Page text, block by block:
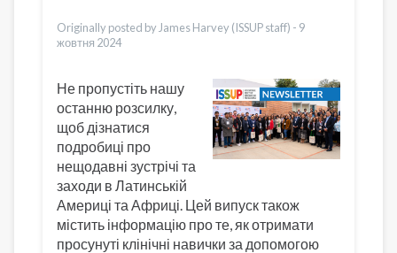
Originally posted by James Harvey (ISSUP staff) - 9
жовтня 2024
Не пропустіть нашу
останню розсилку,
щоб дізнатися
подробиці про
нещодавні зустрічі та
заходи в Латинській
Америці та Африці. Цей випуск також
містить інформацію про те, як отримати
просунуті клінічні навички за допомогою